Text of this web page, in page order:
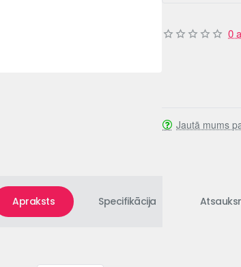
0
Jautā mums
Apraksts Specifikācija